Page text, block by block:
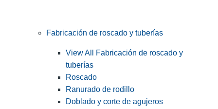
Fabricación de roscado y tuberías
View All Fabricación de roscado y
tuberías
Roscado
Ranurado de rodillo
Doblado y corte de agujeros